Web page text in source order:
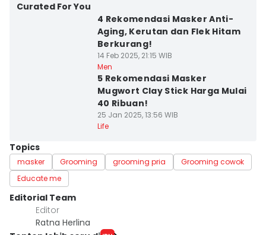
Curated For You
4 Rekomendasi Masker Anti-
Aging, Kerutan dan Flek Hitam
Berkurang!
14 Feb 2025, 21:15 WIB
Men
5 Rekomendasi Masker
Mugwort Clay Stick Harga Mulai
40 Ribuan!
25 Jan 2025, 13:56 WIB
Life
Topics
masker Grooming grooming pria
Grooming cowok
Educate me
Editorial Team
Editor
Ratna Herlina